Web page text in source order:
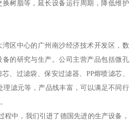
树脂等，延长设备运行周期，降低维护
区中心的广州南沙经济技术开发区，数
的研究与生产。公司主营产品包括微孔
、过滤袋、保安过滤器、PP熔喷滤芯、
理滤元等，产品线丰富，可以满足不同行
程中，我们引进了德国先进的生产设备，